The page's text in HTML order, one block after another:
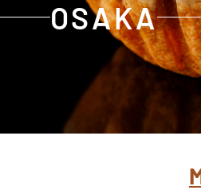
OSAKA